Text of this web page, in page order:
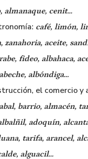
almanaque, cenit…
café, limón,
zanahoria, aceite,
fideo, albahaca,
albóndiga…
el comercio y
barrio, almacén,
adoquín,
tarifa, arancel,
alguacil…